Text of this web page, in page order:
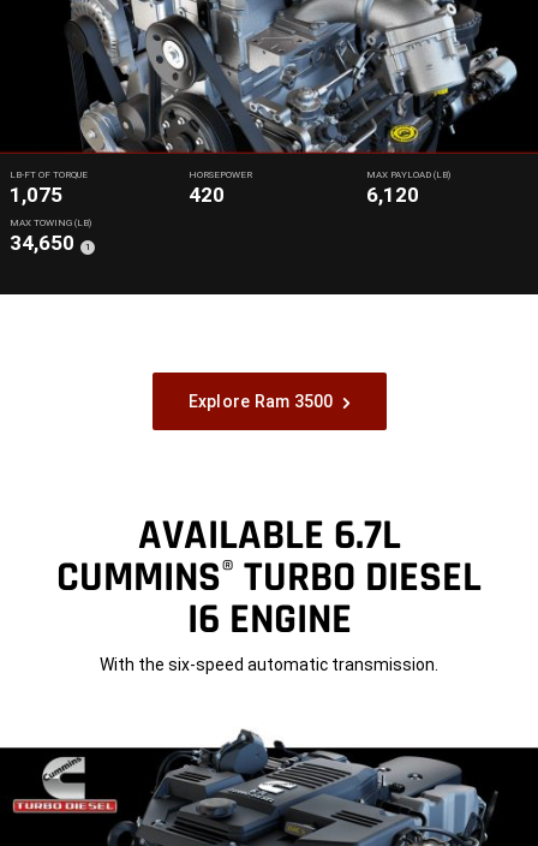
LB-FT OF TORQUE
1,075
HORSEPOWER
420
MAX PAYLOAD (LB)
6,120
MAX TOWING (LB)
34,650
(
Disclosure
1 )
Explore Ram 3500
AVAILABLE 6.7L
CUMMINS® TURBO DIESEL
I6 ENGINE
With the six-speed automatic transmission.